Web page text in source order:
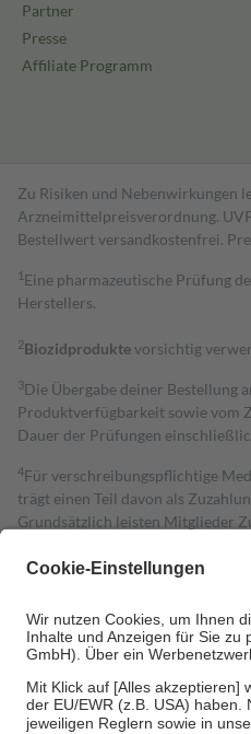
Partner
Presse
Affiliate Programm
Zu Risiken und Nebenwirkungen
Arzneimittelpreisverordnung.
Bestell­wert versand­kosten­frei.
1 Eine pharmazeutische Prüfung
Herstellers.
2Biozidproduktevorsichtig
3Die Übergabe deiner Bestellung
Produktverfügbarkeit sowie vom
Dauer der Prüfungen
4Für verschreibungspflichtige
trägt einen Teil davon als
Grundsätzlich leisten Mitglieder
Diese Regeln gelten
Um das Engagement der
• Kindern und Jugendlichen bis
• Untersuchungen zur Vorsorge
• empfohlenen Schutzimpfungen
• Harn- und Blutteststreifen